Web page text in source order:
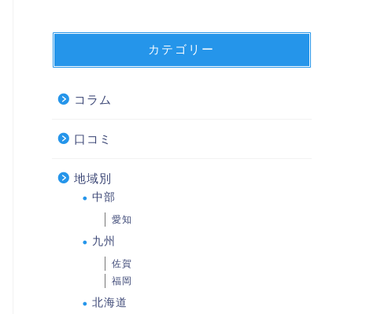
カテゴリー
コラム
口コミ
地域別
中部
愛知
九州
佐賀
福岡
北海道